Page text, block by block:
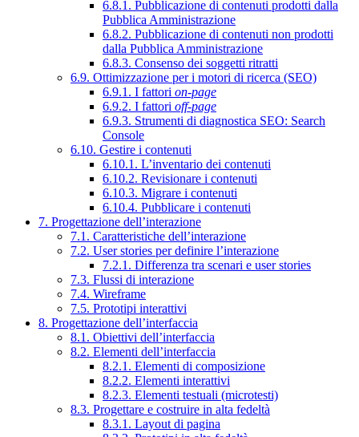
6.8.1. Pubblicazione di contenuti prodotti dalla
Pubblica Amministrazione
6.8.2. Pubblicazione di contenuti non prodotti
dalla Pubblica Amministrazione
6.8.3. Consenso dei soggetti ritratti
6.9. Ottimizzazione per i motori di ricerca (SEO)
6.9.1. I fattori on-page
6.9.2. I fattori off-page
6.9.3. Strumenti di diagnostica SEO: Search
Console
6.10. Gestire i contenuti
6.10.1. L’inventario dei contenuti
6.10.2. Revisionare i contenuti
6.10.3. Migrare i contenuti
6.10.4. Pubblicare i contenuti
7. Progettazione dell’interazione
7.1. Caratteristiche dell’interazione
7.2. User stories per definire l’interazione
7.2.1. Differenza tra scenari e user stories
7.3. Flussi di interazione
7.4. Wireframe
7.5. Prototipi interattivi
8. Progettazione dell’interfaccia
8.1. Obiettivi dell’interfaccia
8.2. Elementi dell’interfaccia
8.2.1. Elementi di composizione
8.2.2. Elementi interattivi
8.2.3. Elementi testuali (microtesti)
8.3. Progettare e costruire in alta fedeltà
8.3.1. Layout di pagina